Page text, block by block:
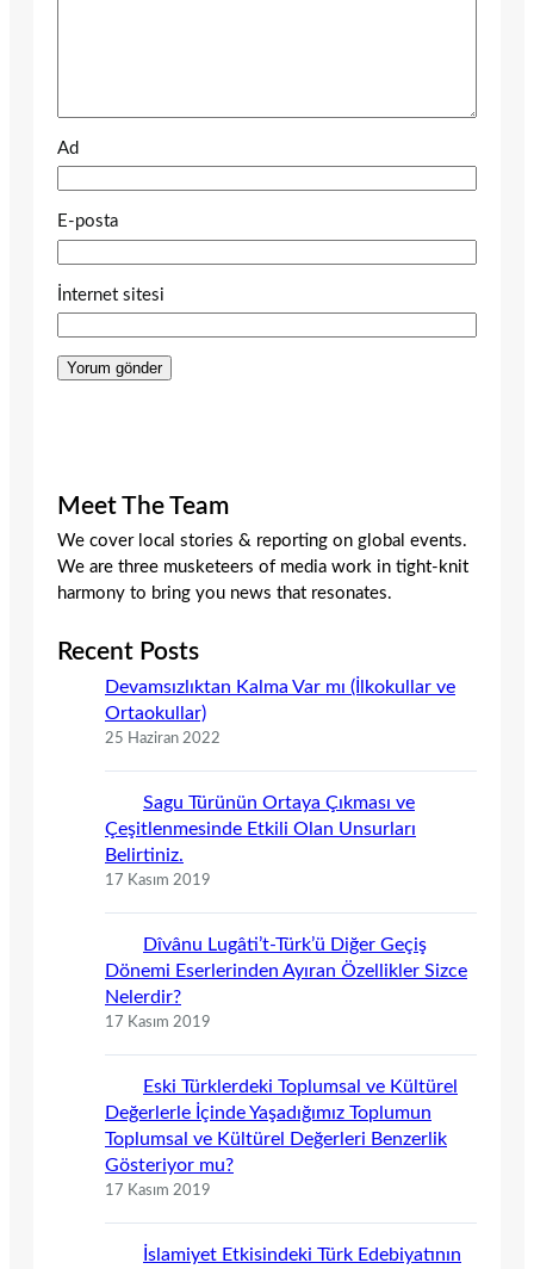
Ad
E-posta
İnternet sitesi
Meet The Team
We cover local stories & reporting on global events.
We are three musketeers of media work in tight-knit
harmony to bring you news that resonates.
Recent Posts
Devamsızlıktan Kalma Var mı (İlkokullar ve
Ortaokullar)
25 Haziran 2022
Sagu Türünün Ortaya Çıkması ve
Çeşitlenmesinde Etkili Olan Unsurları
Belirtiniz.
17 Kasım 2019
Dîvânu Lugâti’t-Türk’ü Diğer Geçiş
Dönemi Eserlerinden Ayıran Özellikler Sizce
Nelerdir?
17 Kasım 2019
Eski Türklerdeki Toplumsal ve Kültürel
Değerlerle İçinde Yaşadığımız Toplumun
Toplumsal ve Kültürel Değerleri Benzerlik
Gösteriyor mu?
17 Kasım 2019
İslamiyet Etkisindeki Türk Edebiyatının